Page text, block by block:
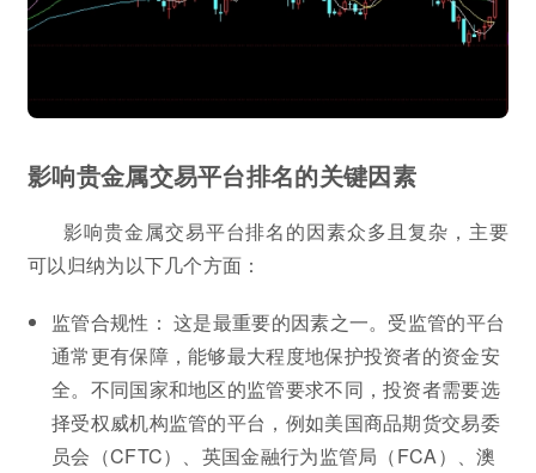
影响贵金属交易平台排名的关键因素
影响贵金属交易平台排名的因素众多且复杂，主要
可以归纳为以下几个方面：
监管合规性： 这是最重要的因素之一。受监管的平台
通常更有保障，能够最大程度地保护投资者的资金安
全。不同国家和地区的监管要求不同，投资者需要选
择受权威机构监管的平台，例如美国商品期货交易委
员会（CFTC）、英国金融行为监管局（FCA）、澳